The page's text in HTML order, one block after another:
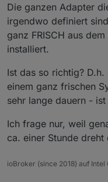
Die ganzen Adapter
irgendwo definiert
ganz FRISCH aus
installiert.
Ist das so richtig?
einem ganz frischen
sehr lange dauern -
Ich frage nur, weil
ca. einer Stunde
ioBroker (since 2018) auf